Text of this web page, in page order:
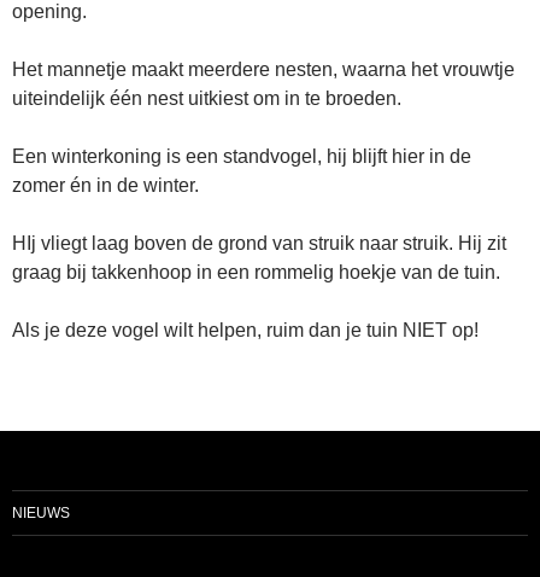
opening.
Het mannetje maakt meerdere nesten, waarna het vrouwtje
uiteindelijk één nest uitkiest om in te broeden.
Een winterkoning is een standvogel, hij blijft hier in de
zomer én in de winter.
HIj vliegt laag boven de grond van struik naar struik. Hij zit
graag bij takkenhoop in een rommelig hoekje van de tuin.
Als je deze vogel wilt helpen, ruim dan je tuin NIET op!
NIEUWS